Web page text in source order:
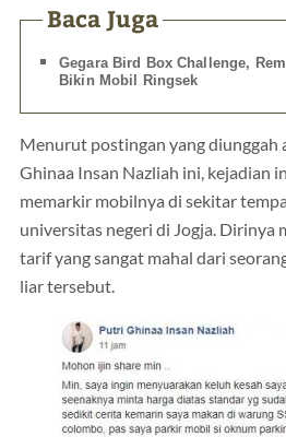
Baca Juga
Gegara Bird Box Challenge,
Bikin Mobil Ringsek
Menurut postingan yang diunggah
Ghinaa Insan Nazliah ini, kejadian
memarkir mobilnya di sekitar
universitas negeri di Jogja. Dirinya
tarif yang sangat mahal dari
liar tersebut.